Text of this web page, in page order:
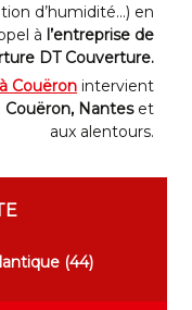
d’humidité…) en
à l’entreprise de
DT Couverture.
Couëron intervient
Couëron, Nanteset
aux alentours.
(44)